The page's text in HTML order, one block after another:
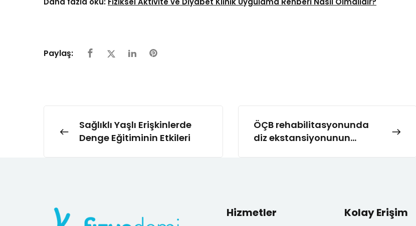
Paylaş:
Sağlıklı Yaşlı Erişkinlerde
Denge Eğitiminin Etkileri
ÖÇB rehabilitasyonunda
diz ekstansiyonunun
Hizmetler Kolay Erişim